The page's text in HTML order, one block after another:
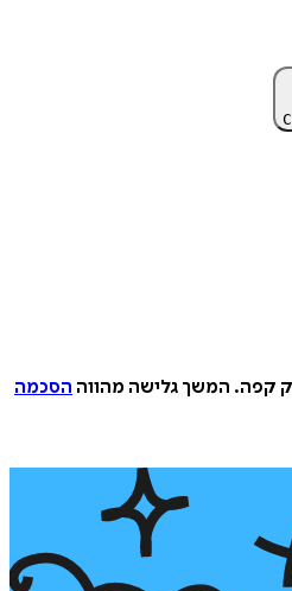
קפה. המשך גלישה מהווה הסכמה